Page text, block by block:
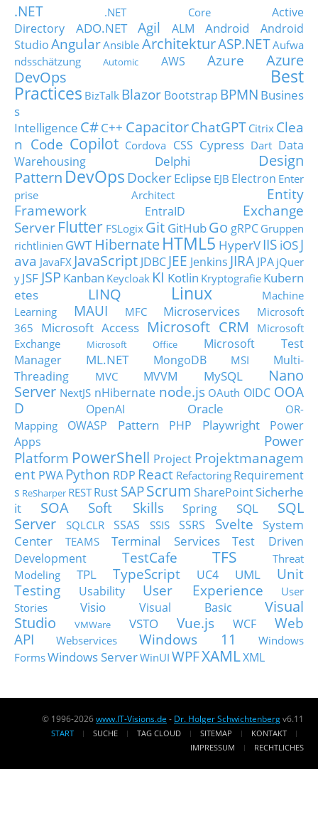
.NET .NET Core
Active
Directory
ADO.NET Agil ALM Android
Android
StudioAngularAnsible ArchitekturASP.NETAufwa
ndsschätzung
Automic AWS Azure
Azure
DevOps
Best
Practices BizTalk Blazor Bootstrap BPMN Busines
s
Intelligence C#C++ CapacitorChatGPT Citrix Clea
n Code Copilot Cordova CSS Cypress Dart Data
Warehousing
Delphi
Design
Pattern DevOps DockerEclipse EJB Electron Enter
prise Architect
Entity
Framework
EntraID
Exchange
Server Flutter FSLogix Git GitHubGo gRPC Gruppen
richtlinien GWT HibernateHTML5 HyperVIIS iOSJ
ava JavaFX JavaScript JDBC JEE Jenkins JIRA JPA jQuer
y JSF JSP Kanban Keycloak KI Kotlin Kryptografie Kubern
etes
LINQ Linux
Machine
Learning
MAUI MFC Microservices
Microsoft
365
Microsoft Access Microsoft CRM
Microsoft
Exchange
Microsoft Office
Microsoft Test
Manager
ML.NET MongoDB MSI
Multi-
Threading
MVC MVVM MySQL
Nano
Server NextJS nHibernate node.js OAuth OIDC OOA
D
OpenAI Oracle
OR-
Mapping
OWASP Pattern PHP Playwright
Power
Apps
Power
Platform PowerShell Project Projektmanagem
ent PWA Python RDP React Refactoring Requirement
s ReSharper RESTRust SAPScrum SharePointSicherhe
it
SOA Soft Skills Spring SQL
SQL
Server
SQLCLR SSAS SSIS SSRS Svelte
System
Center
TEAMS Terminal Services
Test Driven
Development
TestCafe TFS
Threat
Modeling
TPL TypeScript UC4 UML
Unit
Testing
Usability User Experience
User
Stories
Visio Visual Basic
Visual
Studio
VMWare VSTO Vue.js WCF
Web
API
Webservices Windows 11
Windows
FormsWindows ServerWinUI WPFXAMLXML
© 1996-2026www.IT-Visions.de - Dr. Holger Schwichtenbergv6.11
START SUCHE TAG CLOUD SITEMAP
KONTAKT
IMPRESSUM
RECHTLICHES